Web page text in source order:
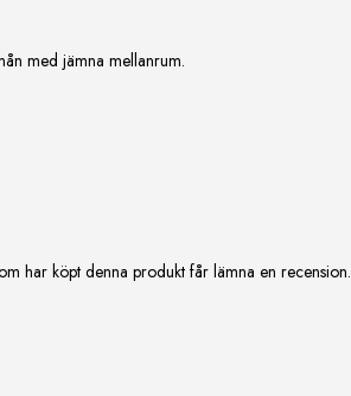
med jämna mellanrum.
har köpt denna produkt får lämna en recension.